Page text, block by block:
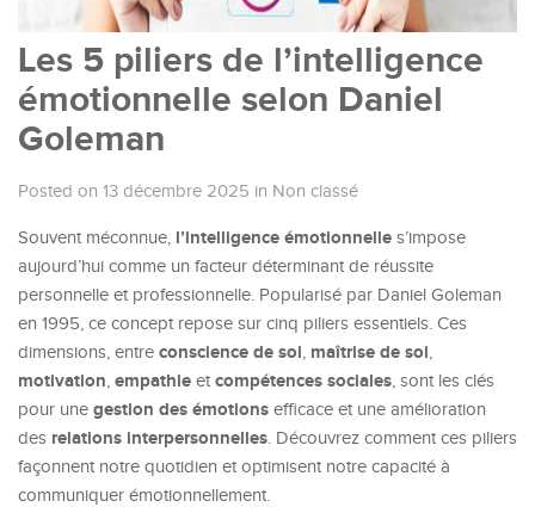
Les 5 piliers de l’intelligence
émotionnelle selon Daniel
Goleman
Posted on 13 décembre 2025 in Non classé
Souvent méconnue, l’intelligence émotionnelle s’impose
aujourd’hui comme un facteur déterminant de réussite
personnelle et professionnelle. Popularisé par Daniel Goleman
en 1995, ce concept repose sur cinq piliers essentiels. Ces
dimensions, entre conscience de soi, maîtrise de soi,
motivation, empathie et compétences sociales, sont les clés
pour une gestion des émotions efficace et une amélioration
des relations interpersonnelles. Découvrez comment ces piliers
façonnent notre quotidien et optimisent notre capacité à
communiquer émotionnellement.